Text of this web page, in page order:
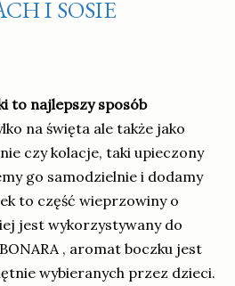
I SOSIE
to najlepszy sposób
na święta ale także jako
czy kolacje, taki upieczony
go samodzielnie i dodamy
to część wieprzowiny o
jest wykorzystywany do
, aromat boczku jest
wybieranych przez dzieci.